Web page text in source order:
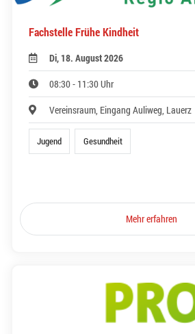
Fachstelle Frühe Kindheit
Di, 18. August 2026
08:30 - 11:30 Uhr
Vereinsraum, Eingang Auliweg, Lauerz
Jugend Gesundheit
Mehr erfahren